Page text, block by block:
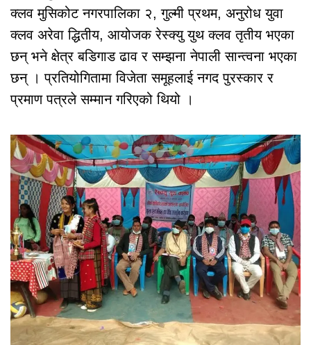
क्लव मुसिकोट नगरपालिका २, गुल्मी प्रथम, अनुरोध युवा
क्लव अरेवा द्धितीय, आयोजक रेस्क्यु युथ क्लव तृतीय भएका
छन् भने क्षेत्र बडिगाड ढाव र सम्झना नेपाली सान्त्वना भएका
छन् । प्रतियोगितामा विजेता समूहलाई नगद पुरस्कार र
प्रमाण पत्रले सम्मान गरिएको थियो ।